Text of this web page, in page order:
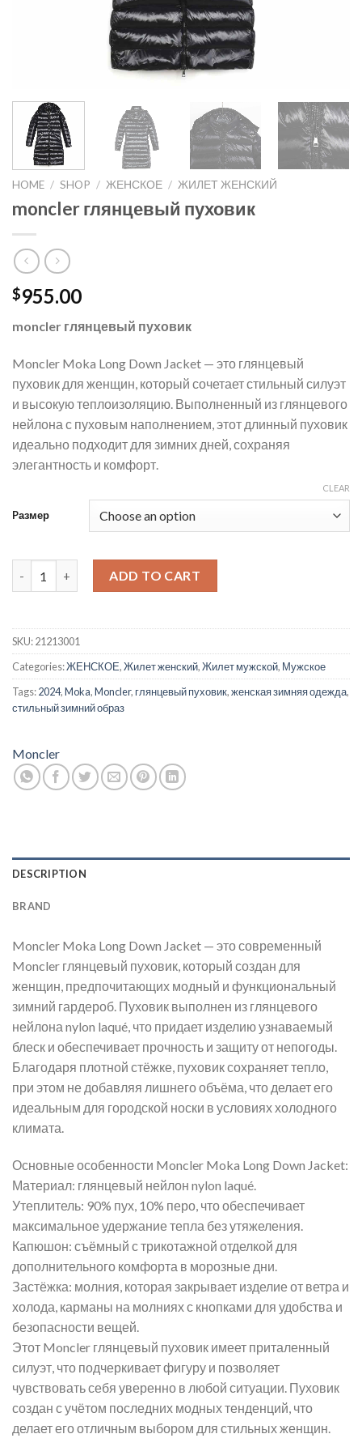
HOME / SHOP / ЖЕНСКОЕ / ЖИЛЕТ ЖЕНСКИЙ
moncler глянцевый пуховик
$955.00
moncler глянцевый пуховик
Moncler Moka Long Down Jacket — это глянцевый
пуховик для женщин, который сочетает стильный силуэт
и высокую теплоизоляцию. Выполненный из глянцевого
нейлона с пуховым наполнением, этот длинный пуховик
идеально подходит для зимних дней, сохраняя
элегантность и комфорт.
Pазмер
CLEAR
ADD TO CART
SKU:21213001
Categories:ЖЕНСКОЕ,Жилет женский,Жилет мужской, Мужское
Tags:2024,Moka,Moncler, глянцевый пуховик,женская зимняя одежда,
стильный зимний образ
Moncler
DESCRIPTION
BRAND
Moncler Moka Long Down Jacket — это современный
Moncler глянцевый пуховик, который создан для
женщин, предпочитающих модный и функциональный
зимний гардероб. Пуховик выполнен из глянцевого
нейлона nylon laqué, что придает изделию узнаваемый
блеск и обеспечивает прочность и защиту от непогоды.
Благодаря плотной стёжке, пуховик сохраняет тепло,
при этом не добавляя лишнего объёма, что делает его
идеальным для городской носки в условиях холодного
климата.
Основные особенности Moncler Moka Long Down Jacket:
Материал: глянцевый нейлон nylon laqué.
Утеплитель: 90% пух, 10% перо, что обеспечивает
максимальное удержание тепла без утяжеления.
Капюшон: съёмный с трикотажной отделкой для
дополнительного комфорта в морозные дни.
Застёжка: молния, которая закрывает изделие от ветра и
холода, карманы на молниях с кнопками для удобства и
безопасности вещей.
Этот Moncler глянцевый пуховик имеет приталенный
силуэт, что подчеркивает фигуру и позволяет
чувствовать себя уверенно в любой ситуации. Пуховик
создан с учётом последних модных тенденций, что
делает его отличным выбором для стильных женщин.